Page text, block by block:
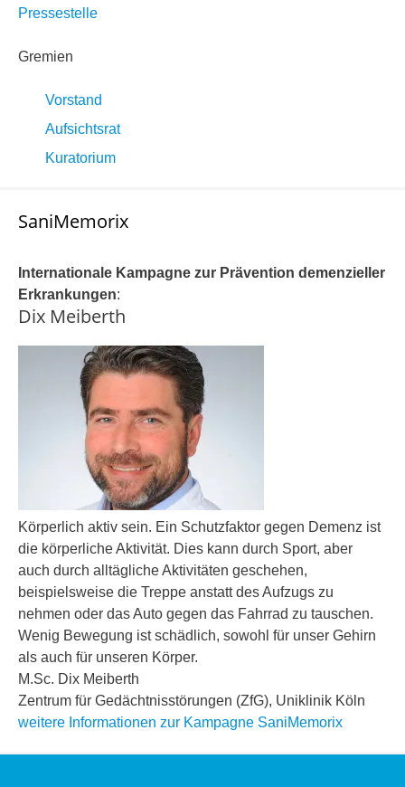
Pressestelle
Gremien
Vorstand
Aufsichtsrat
Kuratorium
SaniMemorix
Internationale Kampagne zur Prävention demenzieller
Erkrankungen:
Dix Meiberth
Körperlich aktiv sein. Ein Schutzfaktor gegen Demenz ist
die körperliche Aktivität. Dies kann durch Sport, aber
auch durch alltägliche Aktivitäten geschehen,
beispielsweise die Treppe anstatt des Aufzugs zu
nehmen oder das Auto gegen das Fahrrad zu tauschen.
Wenig Bewegung ist schädlich, sowohl für unser Gehirn
als auch für unseren Körper.
M.Sc. Dix Meiberth
Zentrum für Gedächtnisstörungen (ZfG), Uniklinik Köln
weitere Informationen zur Kampagne SaniMemorix